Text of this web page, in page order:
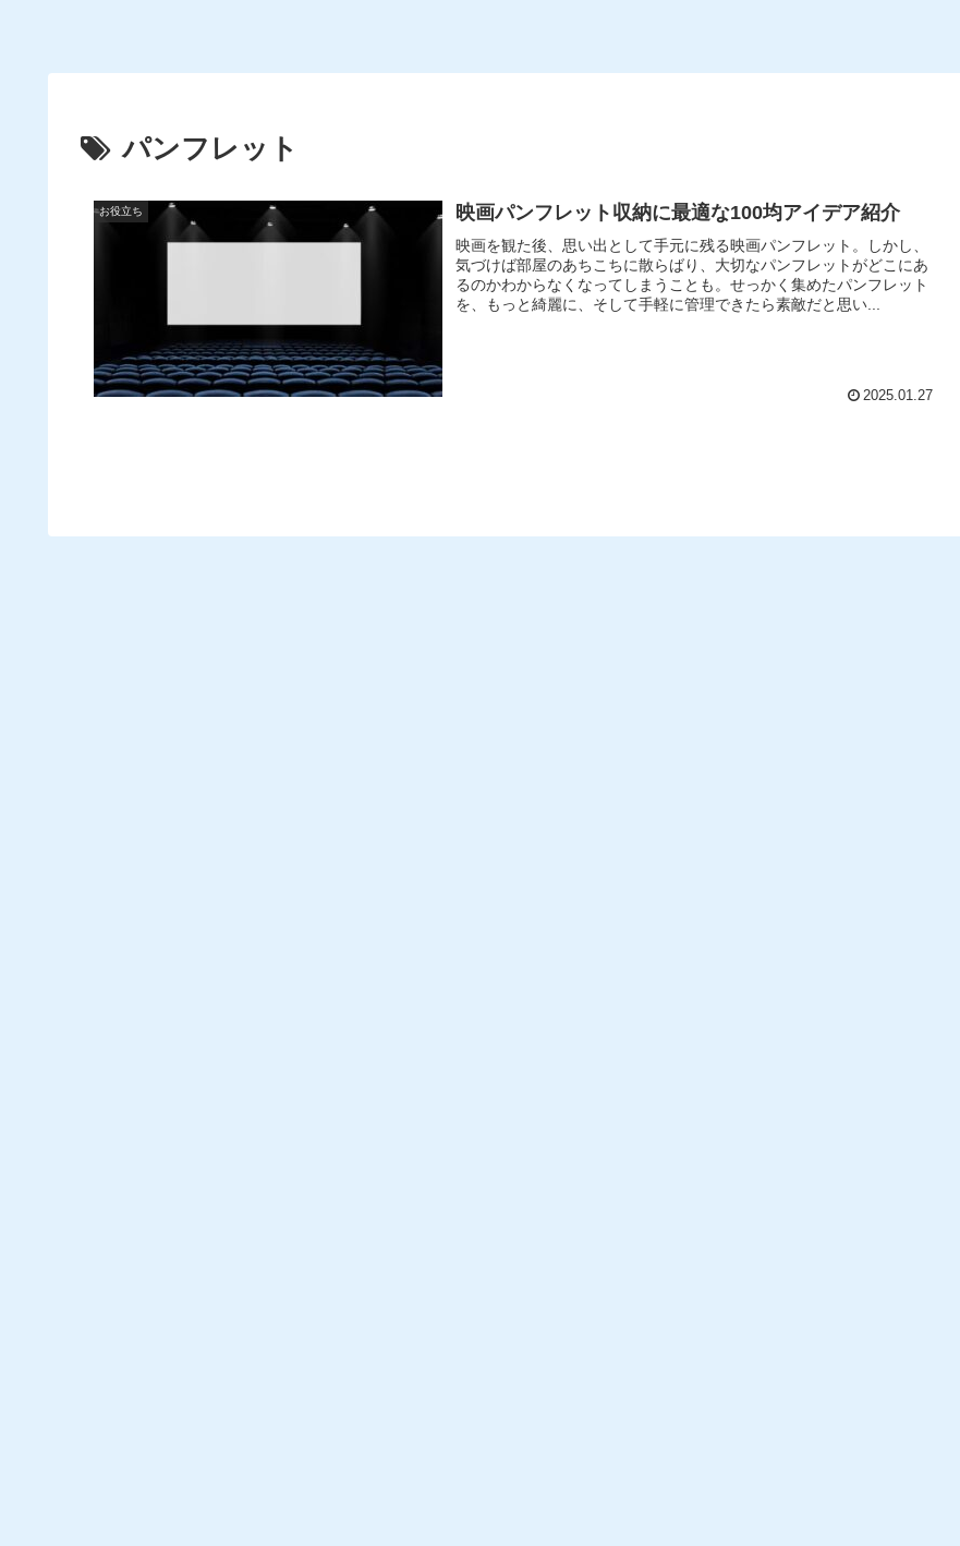
パンフレット
お役立ち 映画パンフレット収納に最適な100均アイデア紹介
映画を観た後、思い出として手元に残る映画パンフレット。しかし、
気づけば部屋のあちこちに散らばり、大切なパンフレットがどこにあ
るのかわからなくなってしまうことも。せっかく集めたパンフレット
を、もっと綺麗に、そして手軽に管理できたら素敵だと思い...
2025.01.27